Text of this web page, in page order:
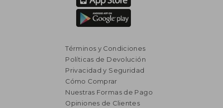
Términos y Condiciones
Políticas de Devolución
Privacidad y Seguridad
Cómo Comprar
Nuestras Formas de Pago
Opiniones de Clientes